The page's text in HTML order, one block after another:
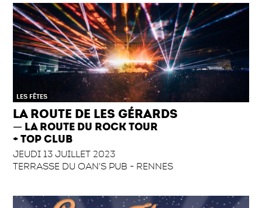
LES FÊTES
LA ROUTE DE LES GÉRARDS
LA ROUTE DU ROCK TOUR
+ TOP CLUB
JEUDI 13 JUILLET 2023
TERRASSE DU OAN'S PUB - RENNES